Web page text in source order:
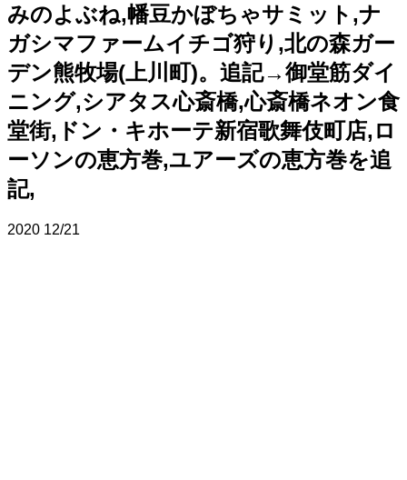
みのよぶね,幡豆かぼちゃサミット,ナ
ガシマファームイチゴ狩り,北の森ガー
デン熊牧場(上川町)。追記→御堂筋ダイ
ニング,シアタス心斎橋,心斎橋ネオン食
堂街,ドン・キホーテ新宿歌舞伎町店,ロ
ーソンの恵方巻,ユアーズの恵方巻を追
記,
2020 12/21